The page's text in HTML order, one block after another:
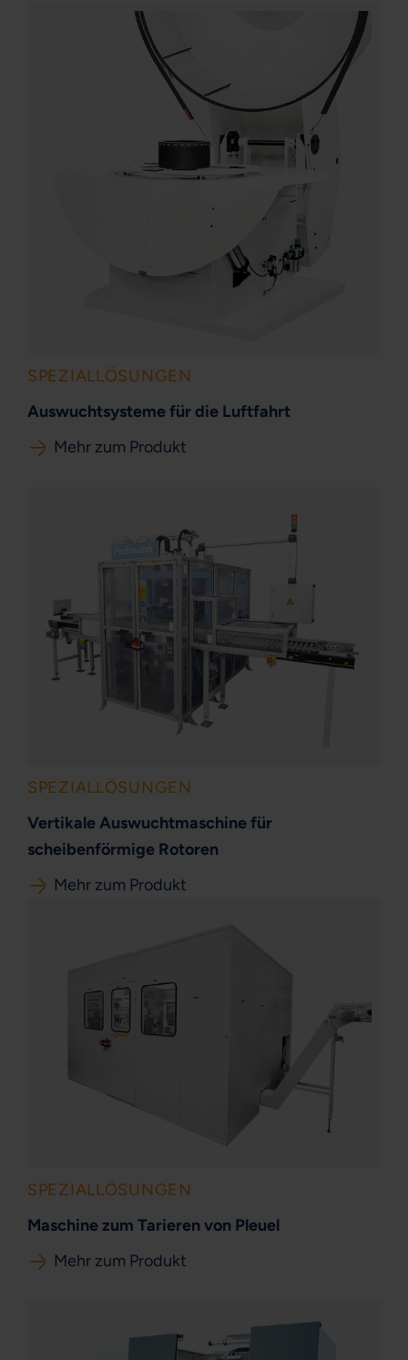
SPEZIALLÖSUNGEN
Auswuchtsysteme für die Luftfahrt
Mehr zum Produkt
SPEZIALLÖSUNGEN
Vertikale Auswuchtmaschine für
scheibenförmige Rotoren
Mehr zum Produkt
SPEZIALLÖSUNGEN
Maschine zum Tarieren von Pleuel
Mehr zum Produkt